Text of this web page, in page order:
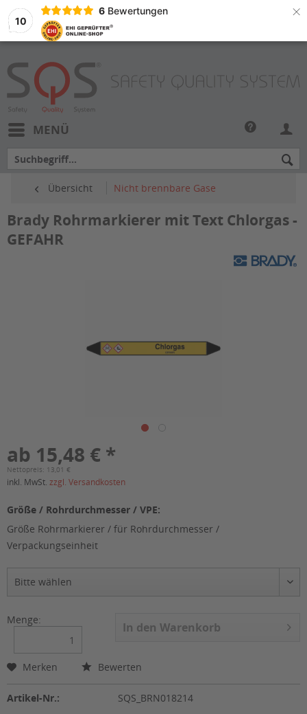
10
6 Bewertungen ×
MENÜ
Übersicht Nicht brennbare Gase
Brady Rohrmarkierer mit Text Chlorgas -
GEFAHR
ab 15,48 € *
Nettopreis: 13,01 €
inkl. MwSt. zzgl. Versandkosten
Größe / Rohrdurchmesser / VPE:
Größe Rohrmarkierer / für Rohrdurchmesser /
Verpackungseinheit
Menge:
In den Warenkorb
Merken Bewerten
Artikel-Nr.: SQS_BRN018214